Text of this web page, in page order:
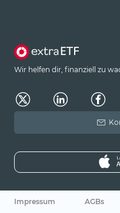
Wir helfen dir, finanziell zu
Impressum AGBs